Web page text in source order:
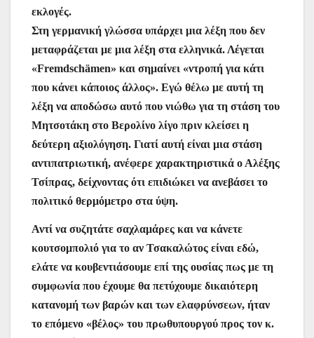
εκλογές.
Στη γερμανική γλώσσα υπάρχει μια λέξη που δεν
μεταφράζεται με μια λέξη στα ελληνικά. Λέγεται
«Fremdschämen» και σημαίνει «ντροπή για κάτι
που κάνει κάποιος άλλος». Εγώ θέλω με αυτή τη
λέξη να αποδώσω αυτό που νιώθω για τη στάση του
Μητσοτάκη στο Βερολίνο λίγο πριν κλείσει η
δεύτερη αξιολόγηση. Γιατί αυτή είναι μια στάση
αντιπατριωτική, ανέφερε χαρακτηριστικά ο Αλέξης
Τσίπρας, δείχνοντας ότι επιδιώκει να ανεβάσει το
πολιτικό θερμόμετρο στα ύψη.
Αντί να συζητάτε σαχλαμάρες και να κάνετε
κουτσομπολιό για το αν Τσακαλώτος είναι εδώ,
ελάτε να κουβεντιάσουμε επί της ουσίας πως με τη
συμφωνία που έχουμε θα πετύχουμε δικαιότερη
κατανομή των βαρών και των ελαφρύνσεων, ήταν
το επόμενο «βέλος» του πρωθυπουργού προς τον κ.